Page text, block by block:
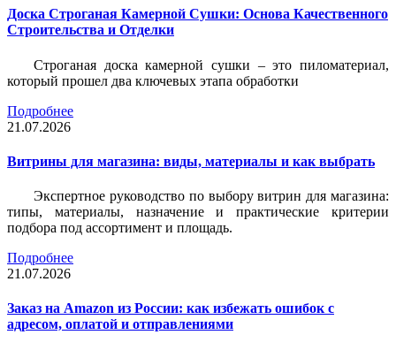
Доска Строганая Камерной Сушки: Основа Качественного
Строительства и Отделки
Строганая доска камерной сушки – это пиломатериал,
который прошел два ключевых этапа обработки
Подробнее
21.07.2026
Витрины для магазина: виды, материалы и как выбрать
Экспертное руководство по выбору витрин для магазина:
типы, материалы, назначение и практические критерии
подбора под ассортимент и площадь.
Подробнее
21.07.2026
Заказ на Amazon из России: как избежать ошибок с
адресом, оплатой и отправлениями